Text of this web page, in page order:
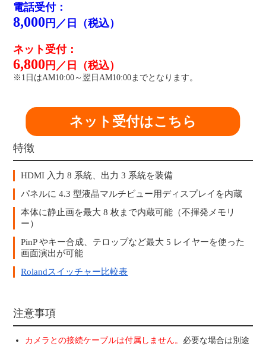
電話受付：
8,000 円／日（税込）
ネット受付：
6,800 円／日（税込）
※1日はAM10:00～翌日AM10:00までとなります。
ネット受付はこちら
特徴
HDMI 入力 8 系統、出力 3 系統を装備
パネルに 4.3 型液晶マルチビュー用ディスプレイを内蔵
本体に静止画を最大 8 枚まで内蔵可能（不揮発メモリ
ー）
PinP やキー合成、テロップなど最大 5 レイヤーを使った
画面演出が可能
Rolandスイッチャー比較表
注意事項
カメラとの接続ケーブルは付属しません。 必要な場合は別途